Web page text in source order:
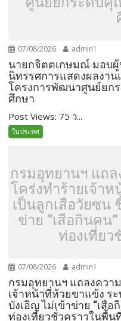
07/08/2026 admin1
นายกจิตตเกษมณ์ มอบผู้
นิทรรศการแสดงผลงาน
โครงการพัฒนาศูนย์ยก
ศึกษา
Post Views: 75 ว...
ในประทศ
กรมอุทยานฯ แถ
โคร่งทำร้ายเจ้า
เป็นลูกเสือวัยซน
ข่าย​ “เสือกินคน
ท่องเที่ย
07/08/2026 admin1
กรมอุทยานฯ แถลงควา
เจ้าหน้าที่ห้วยขาแข้ง ร
บังเอิญ ไม่เข้าข่าย​ “เสื
ท่องเที่ยวชั่วคราวในพื้น